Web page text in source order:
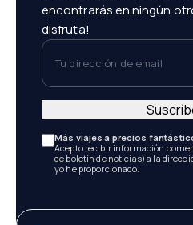
encontrarás en ningún
disfruta!
Tu dirección de email
Más viajes a precios
Acepto recibir información
de boletín de noticias) a la
yo he proporcionado.